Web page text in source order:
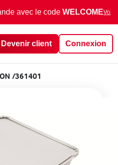
avec le code WELCOMEVoir
Devenir client Connexion
/361401